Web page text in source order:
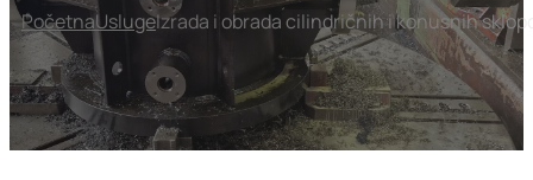
PočetnaUslugeIzrada i obrada cilindričnih i konusnih